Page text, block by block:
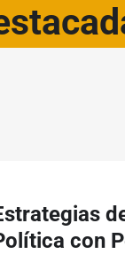
con